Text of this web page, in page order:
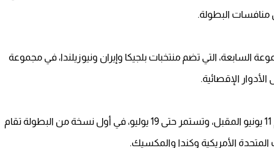
البطولة.
كأس العالم 2026 ضمن المجموعة السابعة، التي تضم منتخبات بلجيكا وإيران ونيوزيلندا، في مجموعة
الأدوار الإقصائية.
وتنطلق منافسات النسخة الجديدة من كأس العالم يوم 11 يونيو المقبل، وتستمر حتى 19 يوليو، في أول نسخة من البطولة تقام